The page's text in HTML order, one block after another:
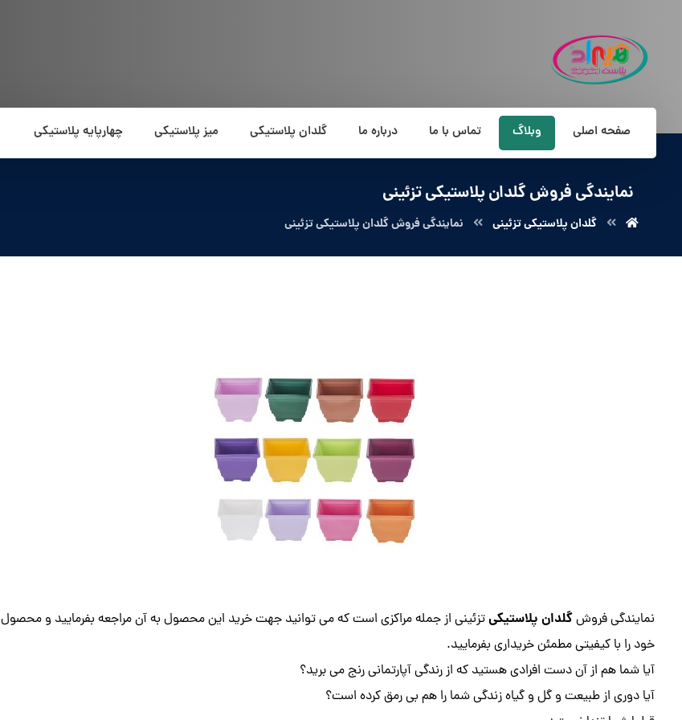
صفحه اصلی وبلاگ تماس با ما درباره ما گلدان پلاستیکی میز پلاستیکی چهارپایه پلاستیکی
نمایندگی فروش گلدان پلاستیکی تزئینی
گلدان پلاستیکی تزئینی نمایندگی فروش گلدان پلاستیکی تزئینی
نمایندگی فروشگلدان پلاستیکیتزئینی از جمله مراکزی است که می توانید جهت خرید این محصول به آن مراجعه بفرمایید و محصول
خود را با کیفیتی مطمئن خریداری بفرمایید.
آیا شما هم از آن دست افرادی هستید که از رندگی آپارتمانی رنج می برید؟
آیا دوری از طبیعت و گل و گیاه زندگی شما را هم بی رمق کرده است؟